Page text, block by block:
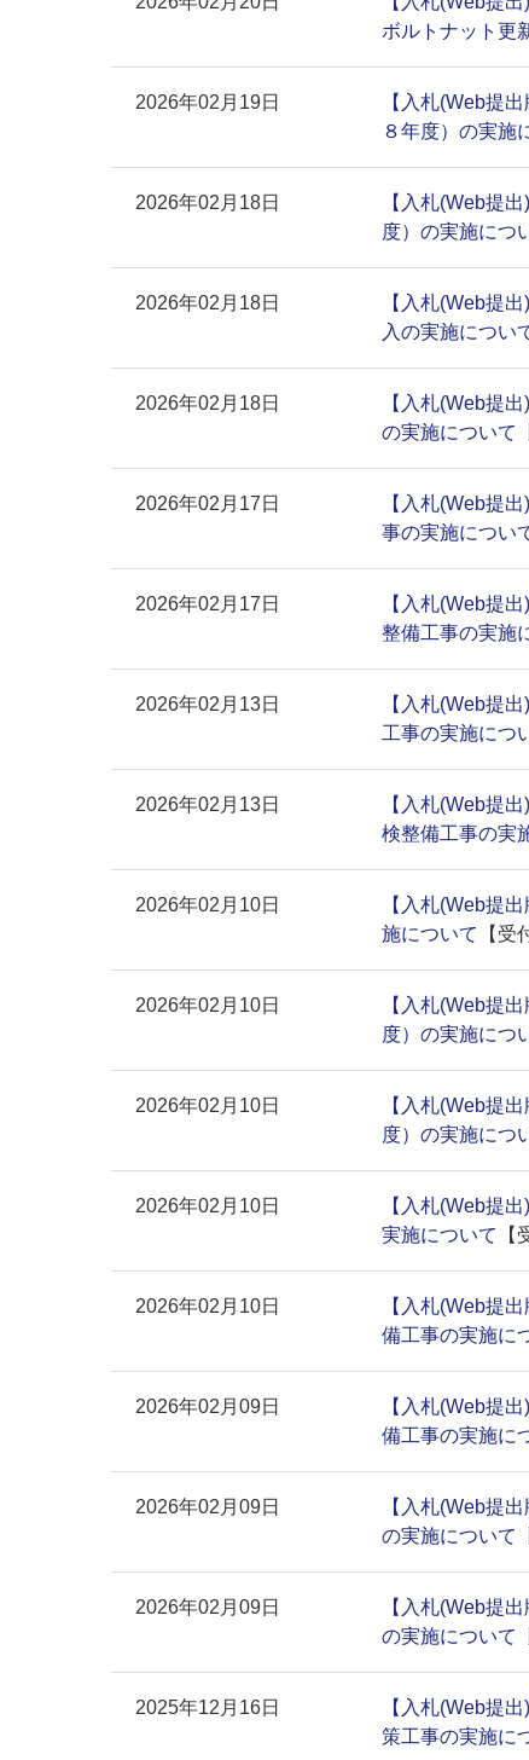
ボルトナット更
2026年02月19日
【入札(Web提
８年度）の実施
2026年02月18日
【入札(Web提
度）の実施につ
2026年02月18日
【入札(Web提
入の実施につい
2026年02月18日
【入札(Web提
の実施について
2026年02月17日
【入札(Web提
事の実施につい
2026年02月17日
【入札(Web提
整備工事の実施
2026年02月13日
【入札(Web提
工事の実施につ
2026年02月13日
【入札(Web提
検整備工事の実
2026年02月10日
【入札(Web提
施について
【受
2026年02月10日
【入札(Web提
度）の実施につ
2026年02月10日
【入札(Web提
度）の実施につ
2026年02月10日
【入札(Web提
実施について
【
2026年02月10日
【入札(Web提
備工事の実施に
2026年02月09日
【入札(Web提
備工事の実施に
2026年02月09日
【入札(Web提
の実施について
2026年02月09日
【入札(Web提
の実施について
2025年12月16日
【入札(Web提
策工事の実施に